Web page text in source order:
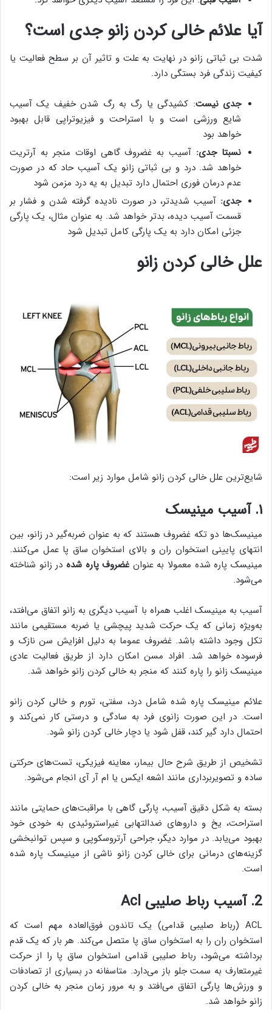
آیا علائم خالی کردن زانو جدی است؟
شدت بی ثباتی زانو در نهایت به علت و تاثیر آن بر سطح فعالیت یا
کیفیت زندگی فرد بستگی دارد.
جدی نیست: کشیدگی یا رگ به رگ شدن خفیف یک آسیب
شایع ورزشی است و با استراحت و فیزیوتراپی قابل بهبود
خواهد بود
نسبتا جدی: آسیب به غضروف گاهی اوقات منجر به آرتریت
خواهد شد. درد و بی ثباتی زانو یک آسیب حاد که در صورت
عدم درمان فوری احتمال دارد تبدیل به یه درد مزمن شود
جدی: آسیب شدیدتر، در صورت نادیده گرفته شدن و فشار بر
قسمت آسیب دیده، بدتر خواهد شد. به عنوان مثال، یک پارگی
جزئی امکان دارد به یک پارگی کامل تبدیل شود
علل خالی کردن زانو
شایع‌ترین علل خالی کردن زانو شامل موارد زیر است:
۱. آسیب مینیسک
مینیسک‌ها دو تکه غضروف هستند که به عنوان ضربه‌گیر در زانو، بین
انتهای پایینی استخوان ران و بالای استخوان ساق پا عمل می‌کنند.
مینیسک پاره شده معمولا به عنوان غضروف پاره شده در زانو شناخته
می‌شود.
آسیب به مینیسک اغلب همراه با آسیب دیگری به زانو اتفاق می‌افتد،
به‌ویژه زمانی که یک حرکت شدید پیچشی یا ضربه مستقیمی‌ مانند
تکل وجود داشته باشد. غضروف عموما به دلیل افزایش سن نازک و
فرسوده خواهد شد. افراد مسن امکان دارد از طریق فعالیت عادی
مینیسک زانو را پاره کنند که منجر به خالی کردن زانو خواهد شد.
علائم مینیسک پاره شده شامل درد، سفتی، تورم و خالی کردن زانو
است. در این صورت زانوی فرد به سادگی و درستی کار نمی‌کند و
احتمال دارد گیر کند، قفل شود یا دچار خالی کردن زانو شود.
تشخیص از طریق شرح حال بیمار، معاینه فیزیکی، تست‌های حرکتی
ساده و تصویربرداری مانند اشعه ایکس یا ام آر آی انجام می‌شود.
بسته به شکل دقیق آسیب، پارگی گاهی با مراقبت‌های حمایتی مانند
استراحت، یخ و داروهای ضدالتهابی غیراستروئیدی به خودی خود
بهبود می‌یابد. در موارد دیگر، جراحی آرتروسکوپی و سپس توانبخشی
گزینه‌های درمانی برای خالی کردن زانو ناشی از مینیسک پاره شده
است.
2. آسیب رباط صلیبی Acl
ACL (رباط صلیبی قدامی) یک تاندون فوق‌العاده مهم است که
استخوان ران را به استخوان ساق پا متصل می‌کند. هر بار که یک قدم
برداشته می‌شود، رباط صلیبی قدامی استخوان ساق پا را از حرکت
غیرمتعارف به سمت جلو باز می‌دارد. متاسفانه در بسیاری از تصادفات
و ورزش‌ها پارگی اتفاق می‌افتد و به مرور زمان منجر به خالی کردن
زانو خواهد شد.